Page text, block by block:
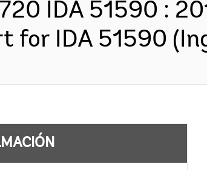
IDA 51590 :
for IDA 51590